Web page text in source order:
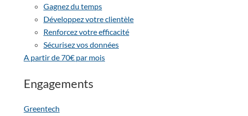
Gagnez du temps
Développez votre clientèle
Renforcez votre efficacité
Sécurisez vos données
A partir de 70€ par mois
Engagements
Greentech